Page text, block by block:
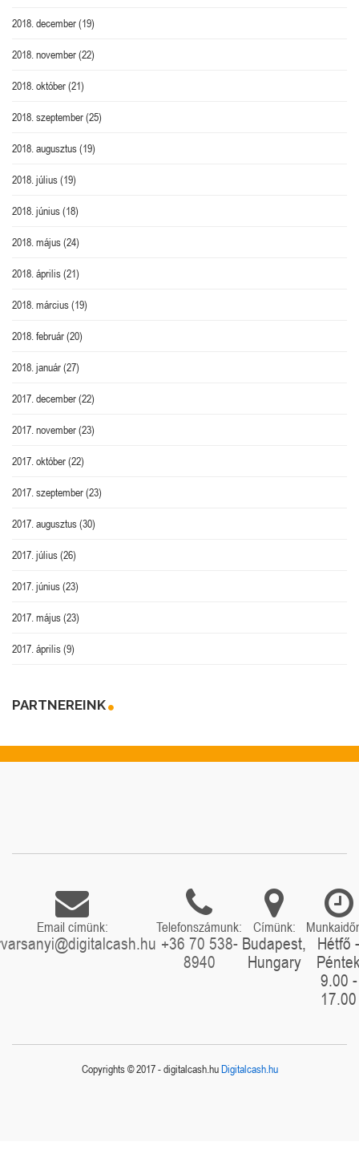
2018. december(19)
2018. november(22)
2018. október(21)
2018. szeptember(25)
2018. augusztus(19)
2018. július(19)
2018. június(18)
2018. május(24)
2018. április(21)
2018. március(19)
2018. február(20)
2018. január(27)
2017. december(22)
2017. november(23)
2017. október(22)
2017. szeptember(23)
2017. augusztus(30)
2017. július(26)
2017. június(23)
2017. május(23)
2017. április(9)
PARTNEREINK
Email címünk: Telefonszámunk:
+36 70 538-
8940
Címünk:
Budapest,
Hungary
Hétfő -
9.00 -
17.00
Copyrights © 2017 - digitalcash.huDigitalcash.hu